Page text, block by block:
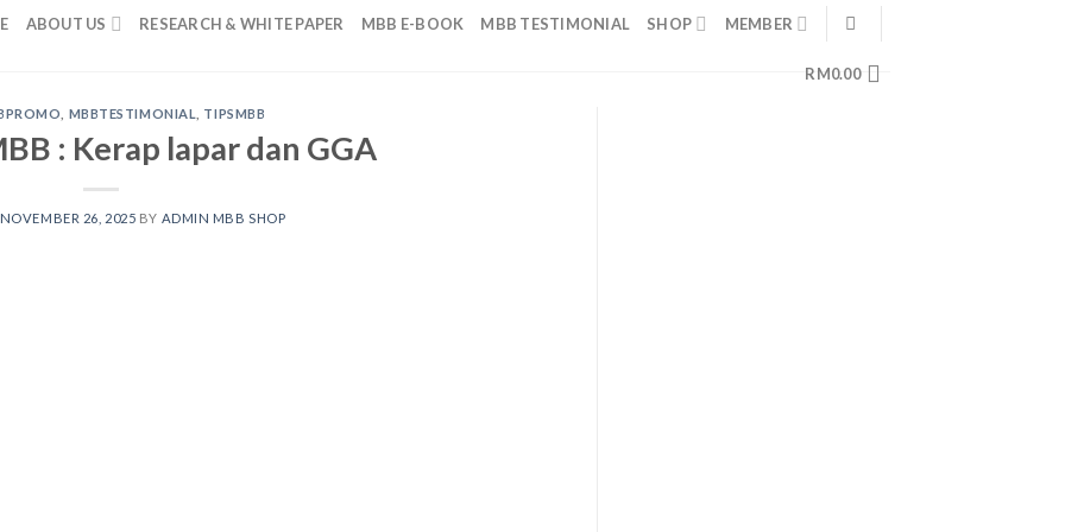
ABOUT US RESEARCH & WHITE PAPER MBB E-BOOK MBB TESTIMONIAL SHOP MEMBER
RM0.00
MBBTESTIMONIAL TIPSMBB
: Kerap lapar dan GGA
NOVEMBER 26, 2025 BY ADMIN MBB SHOP